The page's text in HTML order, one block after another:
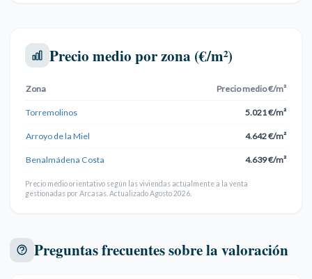
Precio medio por zona (€/m²)
Zona Precio medio €/m²
Torremolinos 5.021 €/m²
Arroyo de la Miel 4.642 €/m²
Benalmádena Costa 4.639 €/m²
Precio medio orientativo según las viviendas actualmente a la venta
gestionadas por Arcasas. Actualizado Agosto 2026.
Preguntas frecuentes sobre la valoración